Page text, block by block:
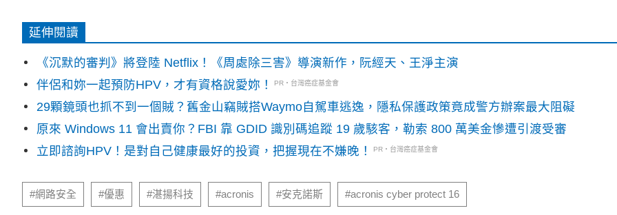
延伸閱讀
《沉默的審判》將登陸 Netflix！《周處除三害》導演新作，阮經天、王淨主演
伴侶和妳一起預防HPV，才有資格說愛妳！
PR・台灣癌症基金會
29顆鏡頭也抓不到一個賊？舊金山竊賊搭Waymo自駕車逃逸，隱私保護政策竟成警方辦案最大阻礙
原來 Windows 11 會出賣你？FBI 靠 GDID 識別碼追蹤 19 歲駭客，勒索 800 萬美金慘遭引渡受審
立即諮詢HPV！是對自己健康最好的投資，把握現在不嫌晚！
PR・台灣癌症基金會
#網路安全 #優惠 #湛揚科技 #acronis #安克諾斯 #acronis cyber protect 16